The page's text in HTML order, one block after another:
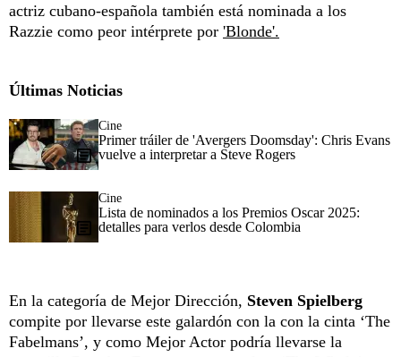
actriz cubano-española también está nominada a los
Razzie como peor intérprete por 'Blonde'.
Últimas Noticias
Cine
Primer tráiler de 'Avergers Doomsday': Chris Evans
vuelve a interpretar a Steve Rogers
Cine
Lista de nominados a los Premios Oscar 2025:
detalles para verlos desde Colombia
En la categoría de Mejor Dirección, Steven Spielberg
compite por llevarse este galardón con la con la cinta ‘The
Fabelmans’, y como Mejor Actor podría llevarse la